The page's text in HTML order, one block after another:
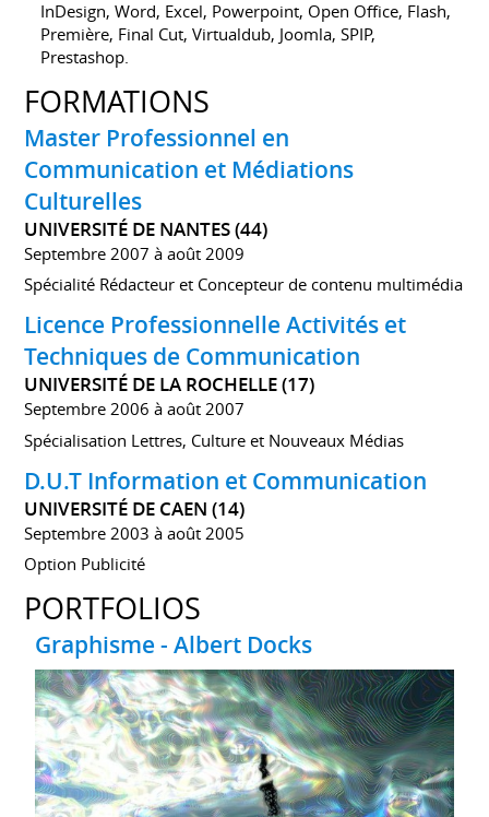
InDesign, Word, Excel, Powerpoint, Open Office, Flash,
Première, Final Cut, Virtualdub, Joomla, SPIP,
Prestashop.
FORMATIONS
Master Professionnel en
Communication et Médiations
Culturelles
UNIVERSITÉ DE NANTES (44)
Septembre 2007 à août 2009
Spécialité Rédacteur et Concepteur de contenu multimédia
Licence Professionnelle Activités et
Techniques de Communication
UNIVERSITÉ DE LA ROCHELLE (17)
Septembre 2006 à août 2007
Spécialisation Lettres, Culture et Nouveaux Médias
D.U.T Information et Communication
UNIVERSITÉ DE CAEN (14)
Septembre 2003 à août 2005
Option Publicité
PORTFOLIOS
Graphisme - Albert Docks